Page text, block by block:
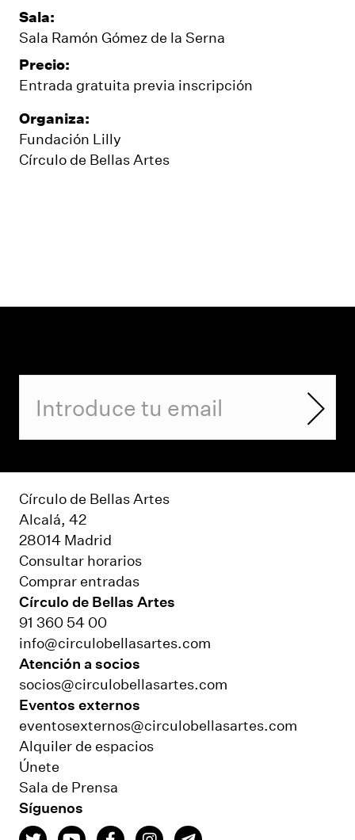
Sala:
Sala Ramón Gómez de la Serna
Precio:
Entrada gratuita previa inscripción
Organiza:
Fundación Lilly
Círculo de Bellas Artes
Círculo de Bellas Artes
Alcalá, 42
28014 Madrid
Consultar horarios
Comprar entradas
Círculo de Bellas Artes
91 360 54 00
info@circulobellasartes.com
Atención a socios
socios@circulobellasartes.com
Eventos externos
eventosexternos@circulobellasartes.com
Alquiler de espacios
Únete
Sala de Prensa
Síguenos